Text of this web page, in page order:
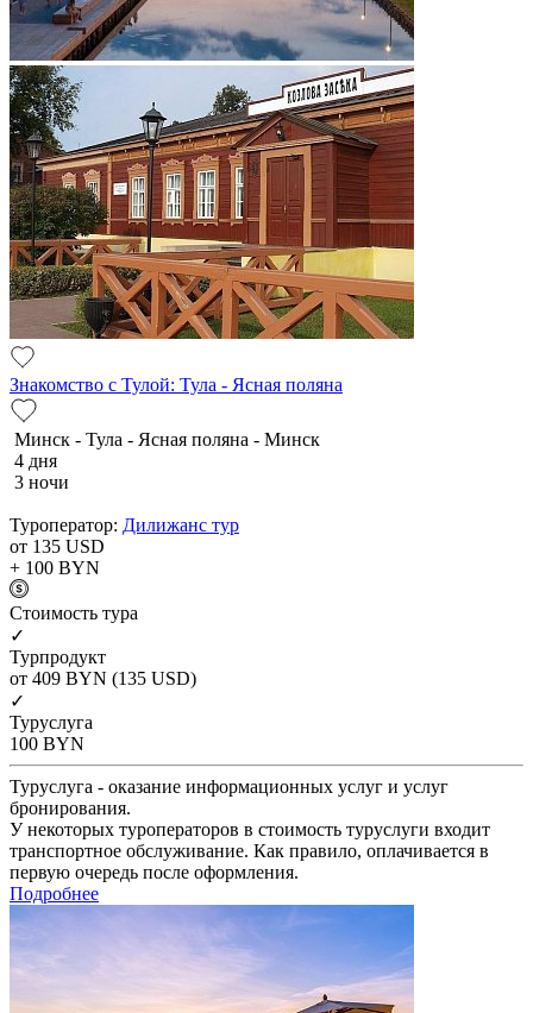
Знакомство с Тулой: Тула - Ясная поляна
Минск - Тула - Ясная поляна - Минск
4 дня
3 ночи
Туроператор: Дилижанс тур
от 135 USD
+ 100 BYN
Cтоимость тура
✓
Турпродукт
от 409 BYN (135 USD)
✓
Туруслуга
100 BYN
Туруслуга - оказание информационных услуг и услуг
бронирования.
У некоторых туроператоров в стоимость туруслуги входит
транспортное обслуживание. Как правило, оплачивается в
первую очередь после оформления.
Подробнее